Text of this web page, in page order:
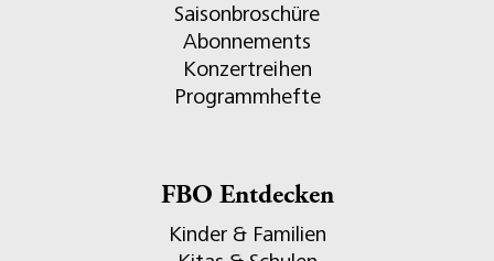
Saisonbroschüre
Abonnements
Konzertreihen
Programmhefte
FBO Entdecken
Kinder & Familien